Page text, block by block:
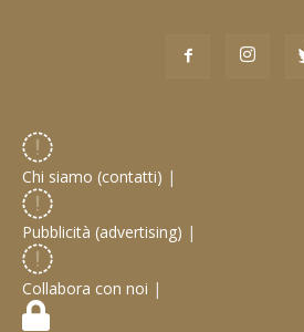
Chi siamo (contatti) |
Pubblicità (advertising) |
Collabora con noi |